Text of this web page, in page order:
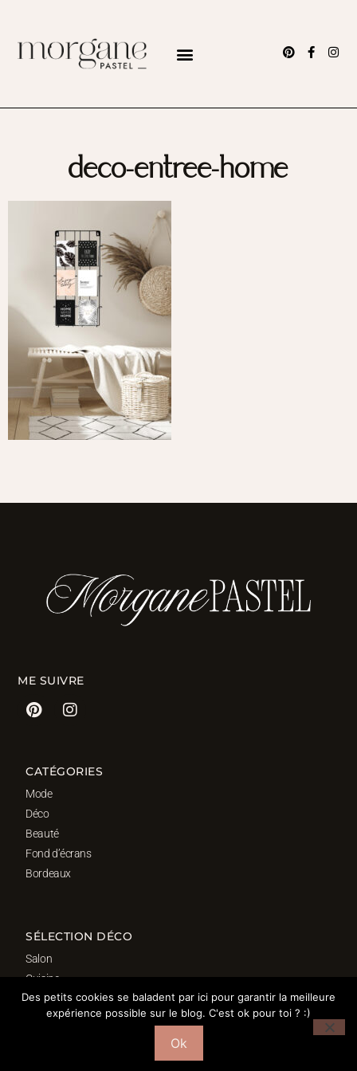
deco-entree-home
ME SUIVRE
CATÉGORIES
Mode
Déco
Beauté
Fond d’écrans
Bordeaux
SÉLECTION DÉCO
Salon
Cuisine
Salle de bain
Chambre
Des petits cookies se baladent par ici pour garantir la meilleure
expérience possible sur le blog. C'est ok pour toi ? :)
Ok